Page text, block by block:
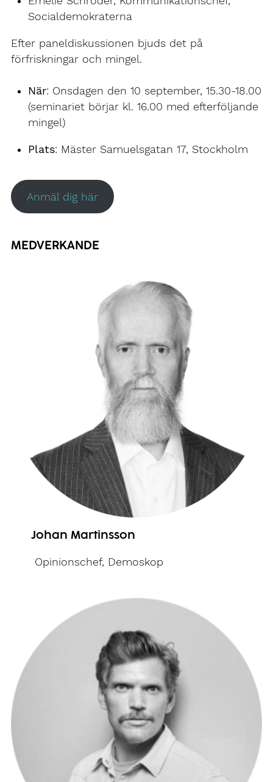
Socialdemokraterna
Efter paneldiskussionen bjuds det på
förfriskningar och mingel.
När: Onsdagen den 10 september, 15.30-18.00
(seminariet börjar kl. 16.00 med efterföljande
mingel)
Plats: Mäster Samuelsgatan 17, Stockholm
Anmäl dig här
MEDVERKANDE
Johan Martinsson
Opinionschef, Demoskop